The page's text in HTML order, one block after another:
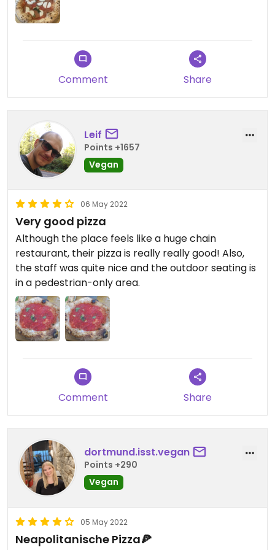
Comment Share
Leif
Points +1657
Vegan
06 May 2022
Very good pizza
Although the place feels like a huge chain
restaurant, their pizza is really really good! Also,
the staff was quite nice and the outdoor seating is
in a pedestrian-only area.
Comment Share
dortmund.isst.vegan
Points +290
Vegan
05 May 2022
Neapolitanische Pizza🍕